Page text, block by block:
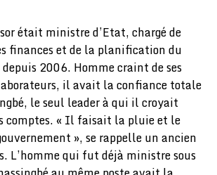
était ministre d’Etat, chargé de
finances et de la planification du
2006. Homme craint de ses
il avait la confiance totale
le seul leader à qui il croyait
comptes. « Il faisait la pluie et le
», se rappelle un ancien
L’homme qui fut déjà ministre sous